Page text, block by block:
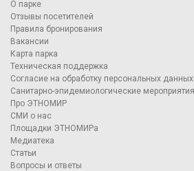
О парке
Отзывы посетителей
Правила бронирования
Вакансии
Карта парка
Техническая поддержка
Согласие на обработку персональных данных
Санитарно-эпидемиологические
Про ЭТНОМИР
СМИ о нас
Площадки ЭТНОМИРа
Медиатека
Статьи
Вопросы и ответы